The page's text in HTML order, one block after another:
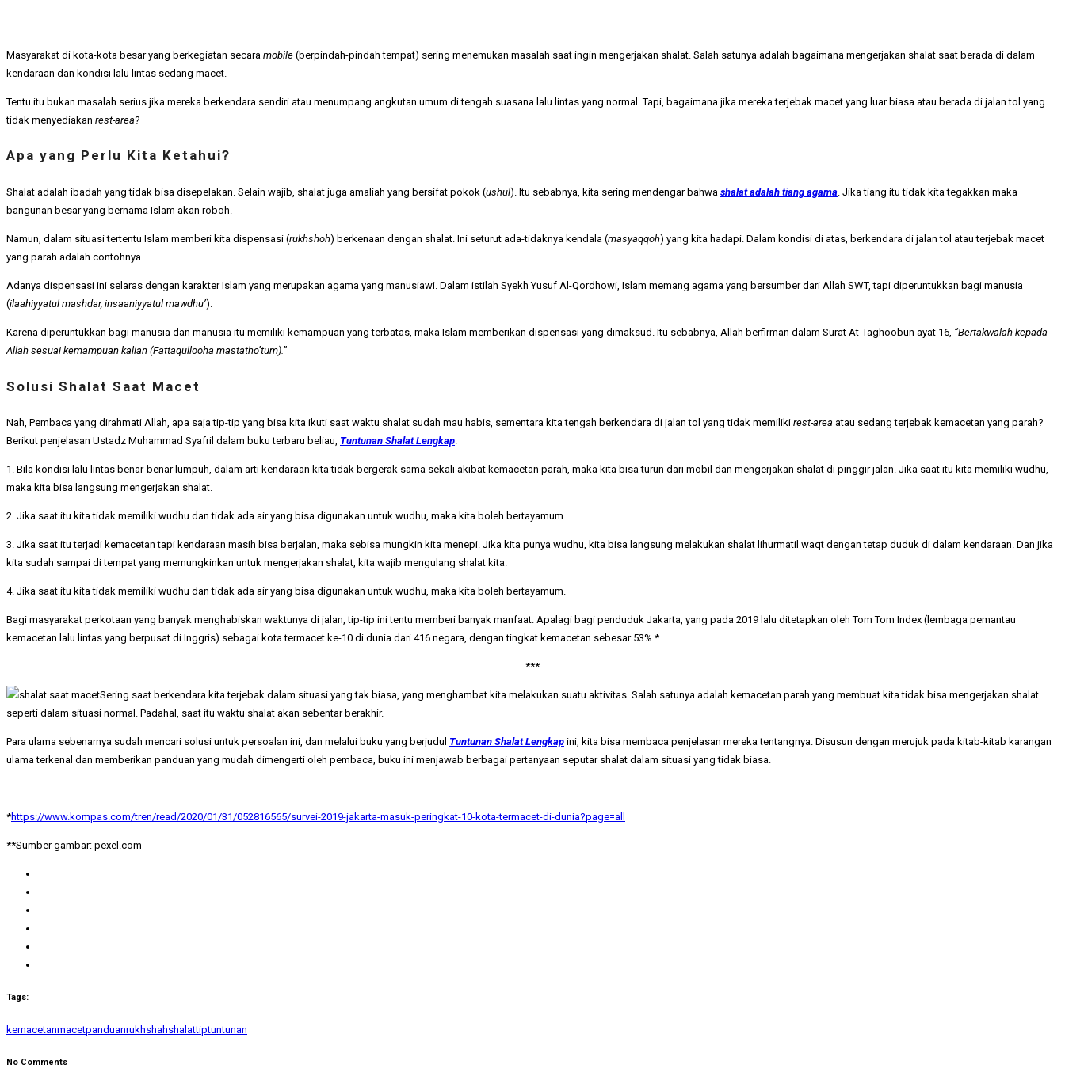
Masyarakat di kota-kota besar yang berkegiatan secara mobile (berpindah-pindah tempat) sering menemukan masalah saat ingin mengerjakan shalat. Salah satunya adalah bagaimana mengerjakan shalat saat berada di dalam
kendaraan dan kondisi lalu lintas sedang macet.
Tentu itu bukan masalah serius jika mereka berkendara sendiri atau menumpang angkutan umum di tengah suasana lalu lintas yang normal. Tapi, bagaimana jika mereka terjebak macet yang luar biasa atau berada di jalan tol yang
tidak menyediakan rest-area?
Apa yang Perlu Kita Ketahui?
Shalat adalah ibadah yang tidak bisa disepelakan. Selain wajib, shalat juga amaliah yang bersifat pokok (ushul). Itu sebabnya, kita sering mendengar bahwa shalat adalah tiang agama . Jika tiang itu tidak kita tegakkan maka
bangunan besar yang bernama Islam akan roboh.
Namun, dalam situasi tertentu Islam memberi kita dispensasi (rukhshoh) berkenaan dengan shalat. Ini seturut ada-tidaknya kendala (masyaqqoh) yang kita hadapi. Dalam kondisi di atas, berkendara di jalan tol atau terjebak macet
yang parah adalah contohnya.
Adanya dispensasi ini selaras dengan karakter Islam yang merupakan agama yang manusiawi. Dalam istilah Syekh Yusuf Al-Qordhowi, Islam memang agama yang bersumber dari Allah SWT, tapi diperuntukkan bagi manusia
(ilaahiyyatul mashdar, insaaniyyatul mawdhu’).
Karena diperuntukkan bagi manusia dan manusia itu memiliki kemampuan yang terbatas, maka Islam memberikan dispensasi yang dimaksud. Itu sebabnya, Allah berfirman dalam Surat At-Taghoobun ayat 16, “Bertakwalah kepada
Allah sesuai kemampuan kalian (Fattaqullooha mastatho’tum).”
Solusi Shalat Saat Macet
Nah, Pembaca yang dirahmati Allah, apa saja tip-tip yang bisa kita ikuti saat waktu shalat sudah mau habis, sementara kita tengah berkendara di jalan tol yang tidak memiliki rest-area atau sedang terjebak kemacetan yang parah?
Berikut penjelasan Ustadz Muhammad Syafril dalam buku terbaru beliau, Tuntunan Shalat Lengkap.
1. Bila kondisi lalu lintas benar-benar lumpuh, dalam arti kendaraan kita tidak bergerak sama sekali akibat kemacetan parah, maka kita bisa turun dari mobil dan mengerjakan shalat di pinggir jalan. Jika saat itu kita memiliki wudhu,
maka kita bisa langsung mengerjakan shalat.
2. Jika saat itu kita tidak memiliki wudhu dan tidak ada air yang bisa digunakan untuk wudhu, maka kita boleh bertayamum.
3. Jika saat itu terjadi kemacetan tapi kendaraan masih bisa berjalan, maka sebisa mungkin kita menepi. Jika kita punya wudhu, kita bisa langsung melakukan shalat lihurmatil waqt dengan tetap duduk di dalam kendaraan. Dan jika
kita sudah sampai di tempat yang memungkinkan untuk mengerjakan shalat, kita wajib mengulang shalat kita.
4. Jika saat itu kita tidak memiliki wudhu dan tidak ada air yang bisa digunakan untuk wudhu, maka kita boleh bertayamum.
Bagi masyarakat perkotaan yang banyak menghabiskan waktunya di jalan, tip-tip ini tentu memberi banyak manfaat. Apalagi bagi penduduk Jakarta, yang pada 2019 lalu ditetapkan oleh Tom Tom Index (lembaga pemantau
kemacetan lalu lintas yang berpusat di Inggris) sebagai kota termacet ke-10 di dunia dari 416 negara, dengan tingkat kemacetan sebesar 53%.*
***
Sering saat berkendara kita terjebak dalam situasi yang tak biasa, yang menghambat kita melakukan suatu aktivitas. Salah satunya adalah kemacetan parah yang membuat kita tidak bisa mengerjakan shalat
seperti dalam situasi normal. Padahal, saat itu waktu shalat akan sebentar berakhir.
Para ulama sebenarnya sudah mencari solusi untuk persoalan ini, dan melalui buku yang berjudul Tuntunan Shalat Lengkap ini, kita bisa membaca penjelasan mereka tentangnya. Disusun dengan merujuk pada kitab-kitab karangan
ulama terkenal dan memberikan panduan yang mudah dimengerti oleh pembaca, buku ini menjawab berbagai pertanyaan seputar shalat dalam situasi yang tidak biasa.
*https://www.kompas.com/tren/read/2020/01/31/052816565/survei-2019-jakarta-masuk-peringkat-10-kota-termacet-di-dunia?page=all
**Sumber gambar: pexel.com
Tags:
kemacetanmacetpanduanrukhshahshalattiptuntunan
No Comments